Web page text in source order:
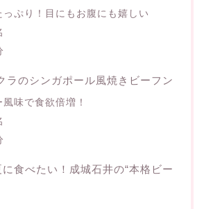
っぷり！目にもお腹にも嬉しい
ラのシンガポール風焼きビーフン
味で食欲倍増！
に食べたい！成城石井の“本格ビー